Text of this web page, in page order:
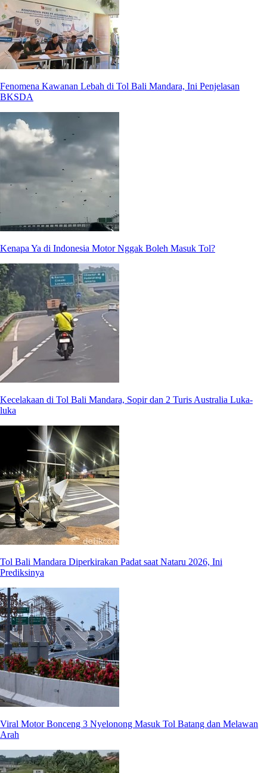
Fenomena Kawanan Lebah di Tol Bali Mandara, Ini Penjelasan
BKSDA
Kenapa Ya di Indonesia Motor Nggak Boleh Masuk Tol?
Kecelakaan di Tol Bali Mandara, Sopir dan 2 Turis Australia Luka-
luka
Tol Bali Mandara Diperkirakan Padat saat Nataru 2026, Ini
Prediksinya
Viral Motor Bonceng 3 Nyelonong Masuk Tol Batang dan Melawan
Arah